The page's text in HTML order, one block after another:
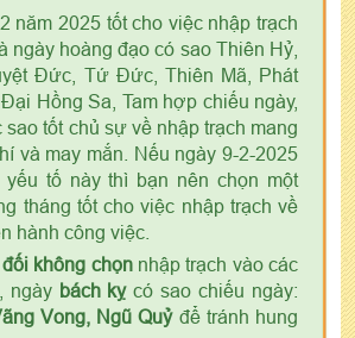
năm 2025 tốt cho việc nhập trạch
ngày hoàng đạo có sao Thiên Hỷ,
Đức, Tứ Đức, Thiên Mã, Phát
Hồng Sa, Tam hợp chiếu ngày,
sao tốt chủ sự về nhập trạch mang
và may mắn. Nếu ngày 9-2-2025
yếu tố này thì bạn nên chọn một
tháng tốt cho việc nhập trạch về
hành công việc.
không chọnnhập trạch vào các
ngày bách kỵcó sao chiếu ngày:
Vong, Ngũ Quỷđể tránh hung